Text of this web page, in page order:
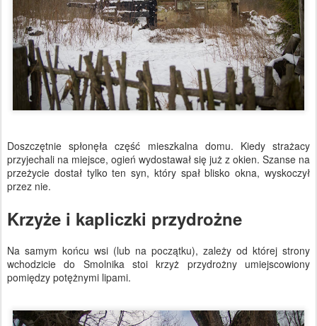
Doszczętnie spłonęła część mieszkalna domu. Kiedy strażacy
przyjechali na miejsce, ogień wydostawał się już z okien. Szanse na
przeżycie dostał tylko ten syn, który spał blisko okna, wyskoczył
przez nie.
Krzyże i kapliczki przydrożne
Na samym końcu wsi (lub na początku), zależy od której strony
wchodzicie do Smolnika stoi krzyż przydrożny umiejscowiony
pomiędzy potężnymi lipami.